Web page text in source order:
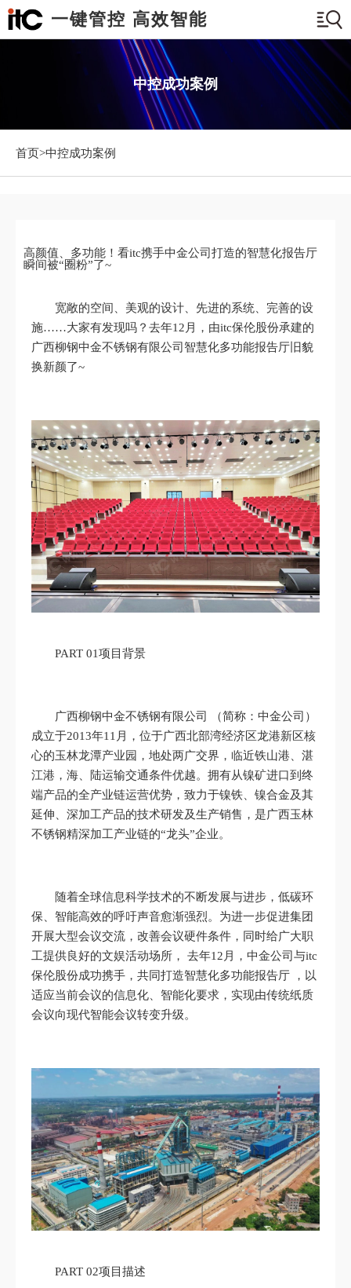
一键管控 高效智能
中控成功案例
首页>中控成功案例
高颜值、多功能！看itc携手中金公司打造的智慧化报告厅
瞬间被“圈粉”了~
宽敞的空间、美观的设计、先进的系统、完善的设
施……大家有发现吗？去年12月，由itc保伦股份承建的
广西柳钢中金不锈钢有限公司智慧化多功能报告厅旧貌
换新颜了~
PART 01项目背景
广西柳钢中金不锈钢有限公司 （简称：中金公司）
成立于2013年11月，位于广西北部湾经济区龙港新区核
心的玉林龙潭产业园，地处两广交界，临近铁山港、湛
江港，海、陆运输交通条件优越。拥有从镍矿进口到终
端产品的全产业链运营优势，致力于镍铁、镍合金及其
延伸、深加工产品的技术研发及生产销售，是广西玉林
不锈钢精深加工产业链的“龙头”企业。
随着全球信息科学技术的不断发展与进步，低碳环
保、智能高效的呼吁声音愈渐强烈。为进一步促进集团
开展大型会议交流，改善会议硬件条件，同时给广大职
工提供良好的文娱活动场所， 去年12月，中金公司与itc
保伦股份成功携手，共同打造智慧化多功能报告厅 ，以
适应当前会议的信息化、智能化要求，实现由传统纸质
会议向现代智能会议转变升级。
PART 02项目描述